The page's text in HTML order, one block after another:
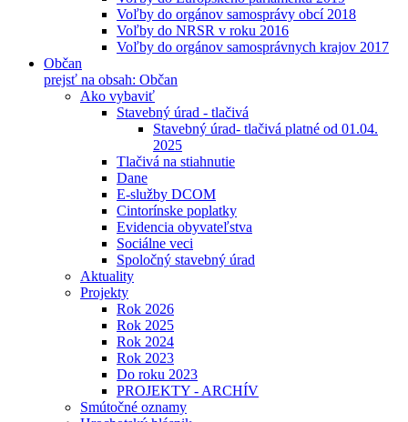
Voľby do orgánov samosprávy obcí 2018
Voľby do NRSR v roku 2016
Voľby do orgánov samosprávnych krajov 2017
Občan
prejsť na obsah: Občan
Ako vybaviť
Stavebný úrad - tlačivá
Stavebný úrad- tlačivá platné od 01.04.
2025
Tlačivá na stiahnutie
Dane
E-služby DCOM
Cintorínske poplatky
Evidencia obyvateľstva
Sociálne veci
Spoločný stavebný úrad
Aktuality
Projekty
Rok 2026
Rok 2025
Rok 2024
Rok 2023
Do roku 2023
PROJEKTY - ARCHÍV
Smútočné oznamy